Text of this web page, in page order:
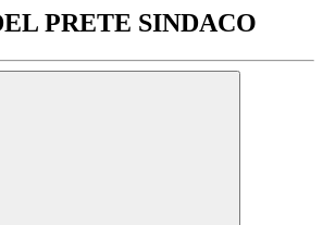
PRETE SINDACO